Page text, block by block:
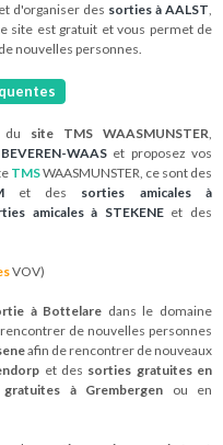
d'organiser des sorties à AALST,
site est gratuit et vous permet de
nouvelles personnes.
du site TMS WAASMUNSTER,
WAASet proposez vos
TMSWAASMUNSTER, ce sont des
et des sorties amicales à
amicales à STEKENEet des
VOV)
à Bottelare dans le domaine
de nouvelles personnes
afin de rencontrer de nouveaux
et des sorties gratuites en
à Grembergen ou en